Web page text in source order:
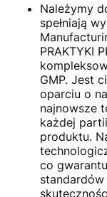
Należymy
spełniają
PRAKTYKI
GMP. Jest
oparciu o
najnowsze
każdej
produktu.
co